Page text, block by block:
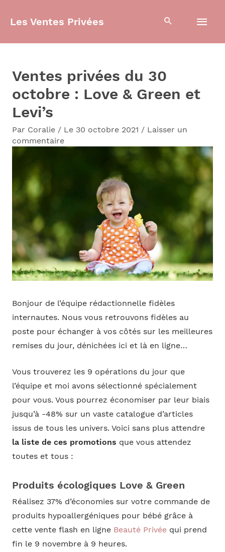
Les Ventes Privées
Ventes privées du 30
octobre : Love & Green et
Levi’s
Par Coralie / Le 30 octobre 2021 / Laisser un
commentaire
Bonjour de l’équipe rédactionnelle fidèles
internautes. Nous vous retrouvons fidèles au
poste pour échanger à vos côtés sur les meilleures
remises du jour, dénichées ici et là en ligne…
Vous trouverez les 9 opérations du jour que
l’équipe et moi avons sélectionné spécialement
pour vous. Vous pourrez économiser par leur biais
jusqu’à -48% sur un vaste catalogue d’articles
issus de tous les univers. Voici sans plus attendre
la liste de ces promotions que vous attendez
toutes et tous :
Produits écologiques Love & Green
Réalisez 37% d’économies sur votre commande de
produits hypoallergéniques pour bébé grâce à
cette vente flash en ligne Beauté Privéequi prend
fin le 9 novembre à 9 heures.